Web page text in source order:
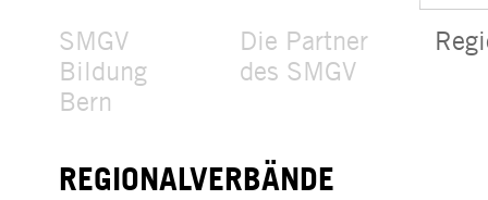
SMGV
Bildung
Bern
Die Partner
des SMGV
REGIONALVERBÄNDE